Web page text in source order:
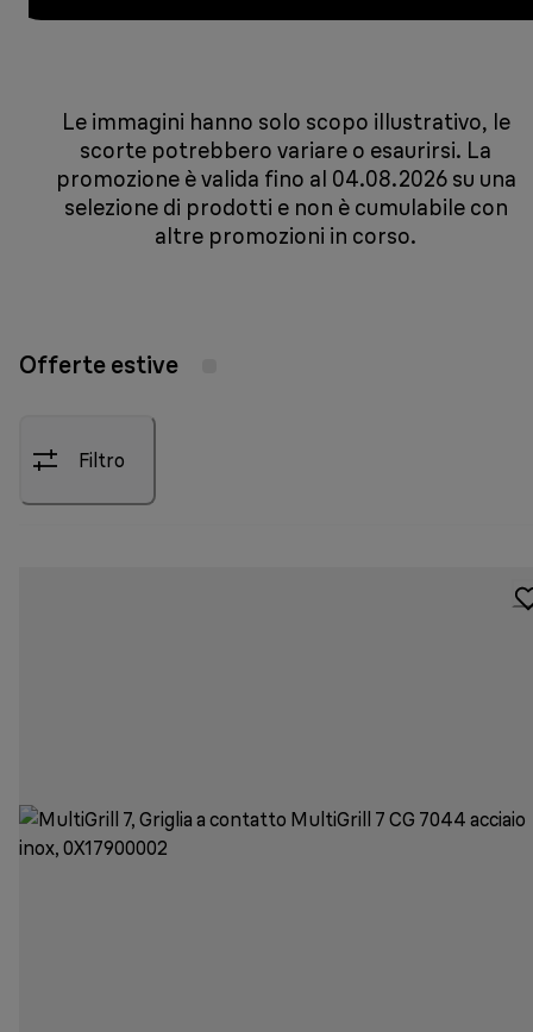
Le immagini hanno solo scopo illustrativo, le
scorte potrebbero variare o esaurirsi. La
promozione è valida fino al 04.08.2026 su una
selezione di prodotti e non è cumulabile con
altre promozioni in corso.
Offerte estive
Filtro